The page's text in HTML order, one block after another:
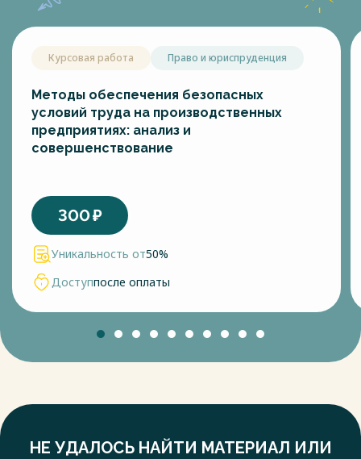
Курсовая работа Право и юриспруденция
Методы обеспечения безопасных
условий труда на производственных
предприятиях: анализ и
совершенствование
300₽
Уникальность от50%
Доступпосле оплаты
НЕ УДАЛОСЬ НАЙТИ МАТЕРИАЛ ИЛИ